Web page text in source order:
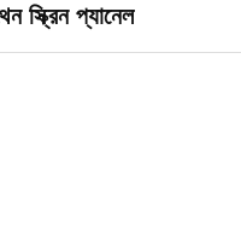
স্ক্রিন প্যানেল